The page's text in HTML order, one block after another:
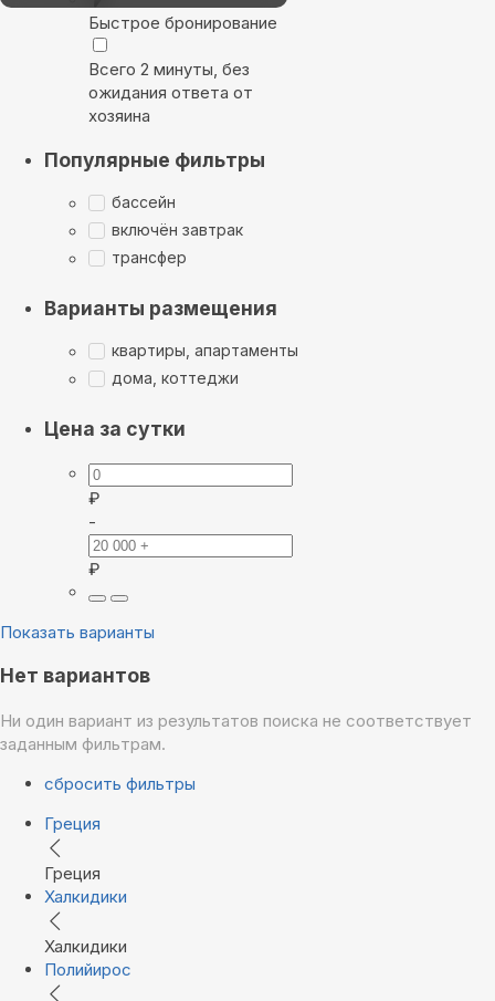
Быстрое бронирование
Всего 2 минуты, без
ожидания ответа от
хозяина
Популярные фильтры
бассейн
включён завтрак
трансфер
Варианты размещения
квартиры, апартаменты
дома, коттеджи
Цена за сутки
₽
-
₽
Показать варианты
Нет вариантов
Ни один вариант из результатов поиска не соответствует
заданным фильтрам.
сбросить фильтры
Греция
Греция
Халкидики
Халкидики
Полийирос